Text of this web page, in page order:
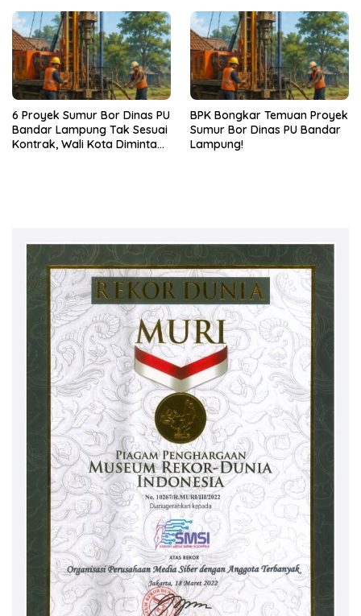
6 Proyek Sumur Bor Dinas PU
Bandar Lampung Tak Sesuai
Kontrak, Wali Kota Diminta
BPK Bongkar Temuan Proyek
Sumur Bor Dinas PU Bandar
Lampung!